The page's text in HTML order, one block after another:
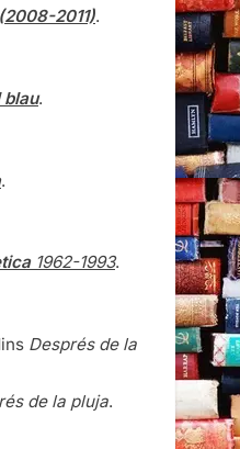
2011).
blau.
.
1962-1993.
Després de la
de la pluja.